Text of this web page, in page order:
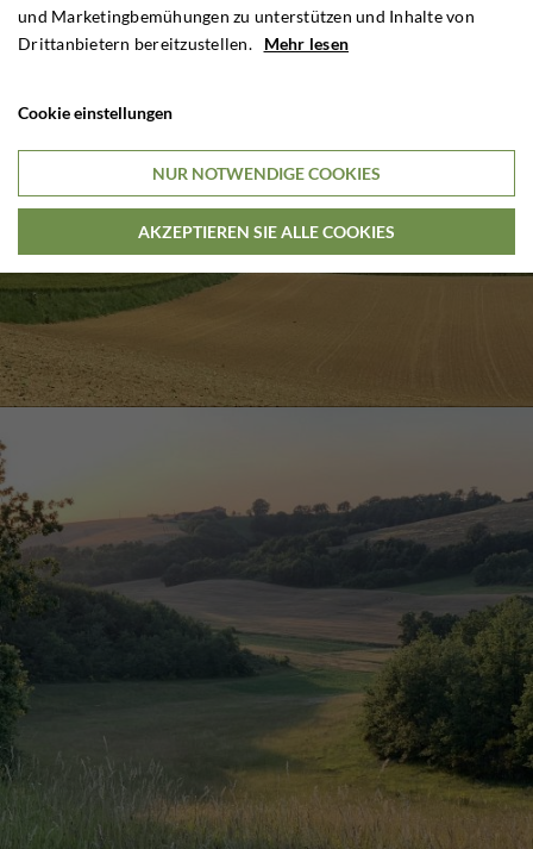
und Marketingbemühungen zu unterstützen und Inhalte von
Drittanbietern bereitzustellen. Mehr lesen
Cookie einstellungen
NUR NOTWENDIGE COOKIES
AKZEPTIEREN SIE ALLE COOKIES